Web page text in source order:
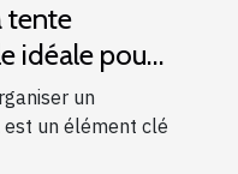
tente
idéale pour
un
un élément clé